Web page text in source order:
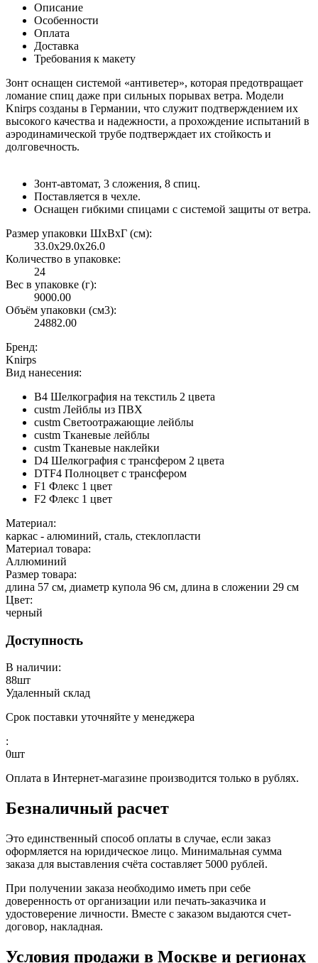
Описание
Особенности
Оплата
Доставка
Требования к макету
Зонт оснащен системой «антиветер», которая предотвращает
ломание спиц даже при сильных порывах ветра. Модели
Knirps созданы в Германии, что служит подтверждением их
высокого качества и надежности, а прохождение испытаний в
аэродинамической трубе подтверждает их стойкость и
долговечность.
Зонт-автомат, 3 сложения, 8 спиц.
Поставляется в чехле.
Оснащен гибкими спицами с системой защиты от ветра.
Размер упаковки ШxВxГ (см):
33.0x29.0x26.0
Количество в упаковке:
24
Вес в упаковке (г):
9000.00
Объём упаковки (см3):
24882.00
Бренд:
Knirps
Вид нанесения:
B4 Шелкография на текстиль 2 цвета
custm Лейблы из ПВХ
custm Светоотражающие лейблы
custm Тканевые лейблы
custm Тканевые наклейки
D4 Шелкография с трансфером 2 цвета
DTF4 Полноцвет с трансфером
F1 Флекс 1 цвет
F2 Флекс 1 цвет
Материал:
каркас - алюминий, сталь, стеклопласти
Материал товара:
Аллюминий
Размер товара:
длина 57 см, диаметр купола 96 см, длина в сложении 29 см
Цвет:
черный
Доступность
В наличии:
88шт
Удаленный склад
Срок поставки уточняйте у менеджера
:
0шт
Оплата в Интернет-магазине производится только в рублях.
Безналичный расчет
Это единственный способ оплаты в случае, если заказ
оформляется на юридическое лицо. Минимальная сумма
заказа для выставления счёта составляет 5000 рублей.
При получении заказа необходимо иметь при себе
доверенность от организации или печать-заказчика и
удостоверение личности. Вместе с заказом выдаются счет-
договор, накладная.
Условия продажи в Москве и регионах